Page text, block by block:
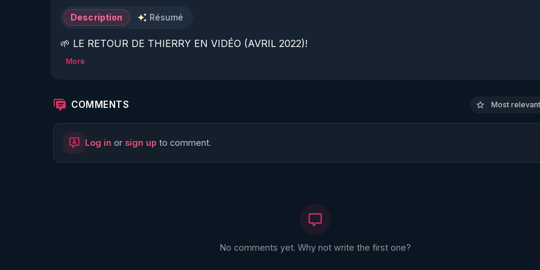
Description Résumé
🌱 LE RETOUR DE THIERRY EN VIDÉO (AVRIL 2022)!
🌱 LE MAGAZINE RÉGÉNÈRE
http://rgnr.li/ymag
More
COMMENTS Most
Log in or sign up to comment.
No comments yet. Why not write the first one?